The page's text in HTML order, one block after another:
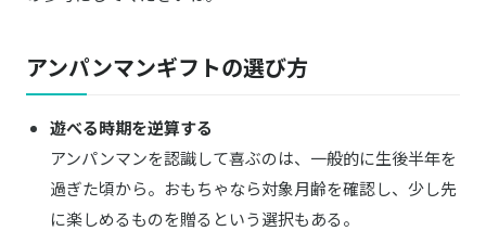
アンパンマンギフトの選び方
遊べる時期を逆算する
アンパンマンを認識して喜ぶのは、一般的に生後半年を
過ぎた頃から。おもちゃなら対象月齢を確認し、少し先
に楽しめるものを贈るという選択もある。